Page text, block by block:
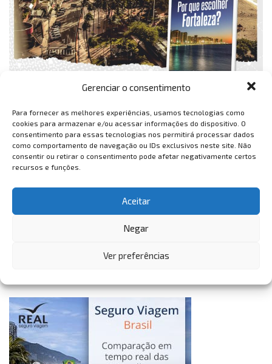
Gerenciar o consentimento
Para fornecer as melhores experiências, usamos tecnologias como
cookies para armazenar e/ou acessar informações do dispositivo. O
consentimento para essas tecnologias nos permitirá processar dados
como comportamento de navegação ou IDs exclusivos neste site. Não
consentir ou retirar o consentimento pode afetar negativamente certos
recursos e funções.
Aceitar
Negar
Ver preferências